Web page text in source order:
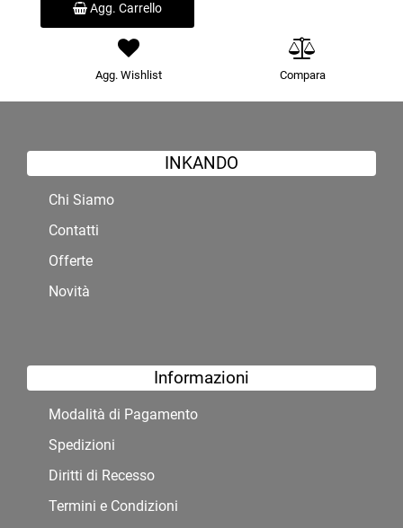
Agg. Carrello
Agg. Wishlist Compara
INKANDO
Chi Siamo
Contatti
Offerte
Novità
Informazioni
Modalità di Pagamento
Spedizioni
Diritti di Recesso
Termini e Condizioni